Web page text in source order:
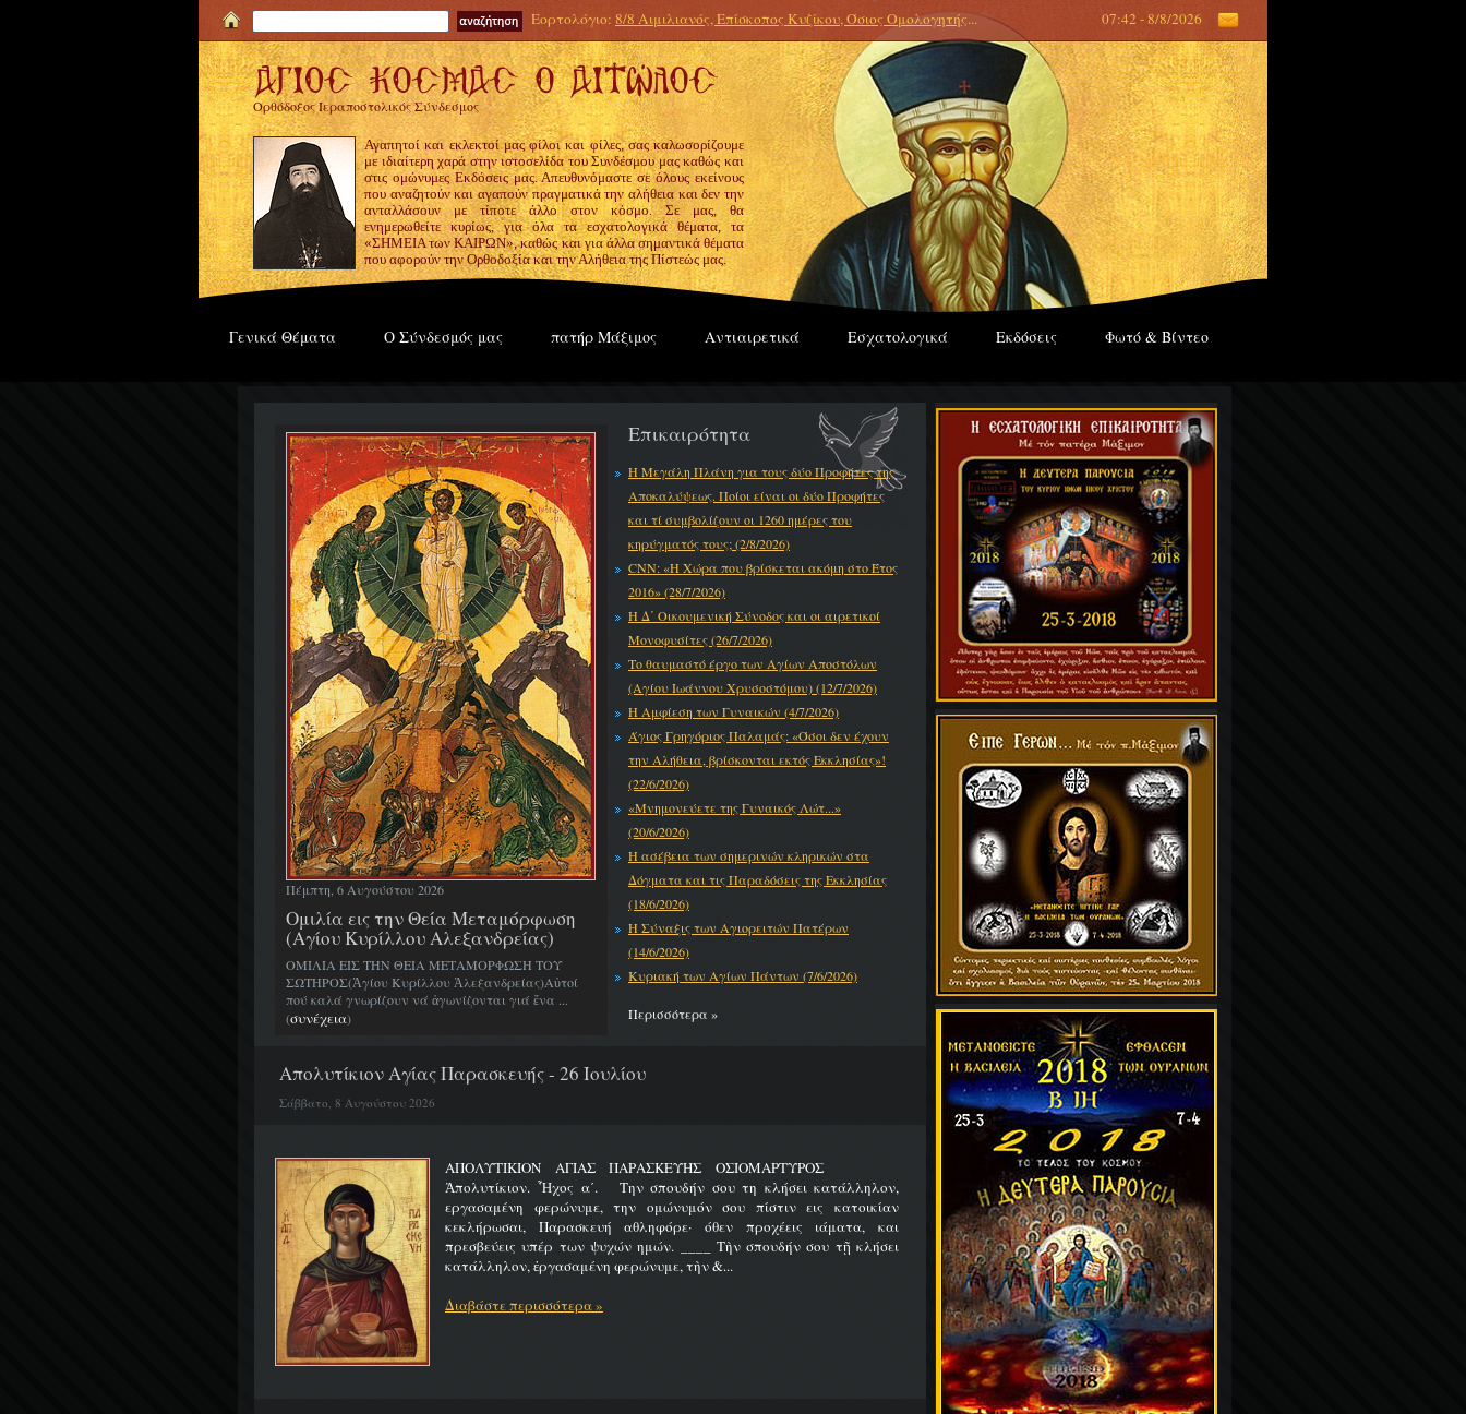
Εορτολόγιο: 8/8 Αιμιλιανός, Επίσκοπος Κυζίκου, Όσιος Ομολογητής... 07:42 - 8/8/2026
Ορθόδοξος Ιεραποστολικός Σύνδεσμος
Αγαπητοί και εκλεκτοί μας φίλοι και φίλες, σας καλωσορίζουμε
με ιδιαίτερη χαρά στην ιστοσελίδα του Συνδέσμου μας καθώς και
στις ομώνυμες Εκδόσεις μας. Απευθυνόμαστε σε όλους εκείνους
που αναζητούν και αγαπούν πραγματικά την αλήθεια και δεν την
ανταλλάσουν με τίποτε άλλο στον κόσμο. Σε μας, θα
ενημερωθείτε κυρίως, για όλα τα εσχατολογικά θέματα, τα
«ΣΗΜΕΙΑ των ΚΑΙΡΩΝ», καθώς και για άλλα σημαντικά θέματα
που αφορούν την Ορθοδοξία και την Αλήθεια της Πίστεώς μας.
Γενικά Θέματα Ο Σύνδεσμός μας πατήρ Μάξιμος Αντιαιρετικά Εσχατολογικά Εκδόσεις Φωτό & Βίντεο
Πέμπτη, 6 Αυγούστου 2026
Ομιλία εις την Θεία Μεταμόρφωση
(Αγίου Κυρίλλου Αλεξανδρείας)
ΟΜΙΛΙΑ ΕΙΣ ΤΗΝ ΘΕΙΑ ΜΕΤΑΜΟΡΦΩΣΗ ΤΟΥ
ΣΩΤΗΡΟΣ(Ἁγίου Κυρίλλου Ἀλεξανδρείας)Αὐτοί
πού καλά γνωρίζουν νά ἀγωνίζονται γιά ἕνα ...
(συνέχεια)
Επικαιρότητα
Η Μεγάλη Πλάνη για τους δύο Προφήτες της
Αποκαλύψεως. Ποίοι είναι οι δύο Προφήτες
και τί συμβολίζουν οι 1260 ημέρες του
κηρύγματός τους; (2/8/2026)
CNN: «Η Χώρα που βρίσκεται ακόμη στο Έτος
2016» (28/7/2026)
Η Δ΄ Οικουμενική Σύνοδος και οι αιρετικοί
Μονοφυσίτες (26/7/2026)
Το θαυμαστό έργο των Αγίων Αποστόλων
(Αγίου Ιωάννου Χρυσοστόμου) (12/7/2026)
Η Αμφίεση των Γυναικών (4/7/2026)
Άγιος Γρηγόριος Παλαμάς: «Όσοι δεν έχουν
την Αλήθεια, βρίσκονται εκτός Εκκλησίας»!
(22/6/2026)
«Μνημονεύετε της Γυναικός Λώτ...»
(20/6/2026)
Η ασέβεια των σημερινών κληρικών στα
Δόγματα και τις Παραδόσεις της Εκκλησίας
(18/6/2026)
Η Σύναξις των Αγιορειτών Πατέρων
(14/6/2026)
Κυριακή των Αγίων Πάντων (7/6/2026)
Περισσότερα »
Απολυτίκιον Αγίας Παρασκευής - 26 Ιουλίου
Σάββατο, 8 Αυγούστου 2026
ΑΠΟΛΥΤΙΚΙΟΝ ΑΓΙΑΣ ΠΑΡΑΣΚΕΥΗΣ ΟΣΙΟΜΑΡΤΥΡΟΣ
Ἀπολυτίκιον. Ἦχος α΄. Την σπουδήν σου τη κλήσει κατάλληλον,
εργασαμένη φερώνυμε, την ομώνυμόν σου πίστιν εις κατοικίαν
κεκλήρωσαι, Παρασκευή αθληφόρε· όθεν προχέεις ιάματα, και
πρεσβεύεις υπέρ των ψυχών ημών. ____ Τὴν σπουδήν σου τῇ κλήσει
κατάλληλον, ἐργασαμένη φερώνυμε, τὴν &...
Διαβάστε περισσότερα »